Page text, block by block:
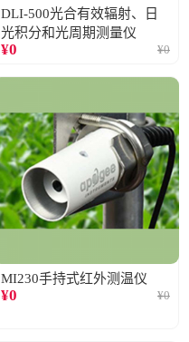
DLI-500光合有效辐射、日
光积分和光周期测量仪
¥0 ¥0
MI230手持式红外测温仪
¥0 ¥0